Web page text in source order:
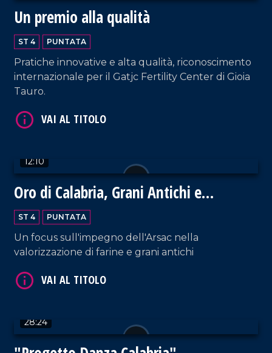
Un premio alla qualità
ST 4 PUNTATA
Pratiche innovative e alta qualità, riconoscimento
internazionale per il Gatjc Fertility Center di Gioia
Tauro.
12:10
Oro di Calabria, Grani Antichi e
Biodiversità
ST 4 PUNTATA
Un focus sull'impegno dell'Arsac nella
valorizzazione di farine e grani antichi
28:24
VAI AL TITOLO
VAI AL TITOLO